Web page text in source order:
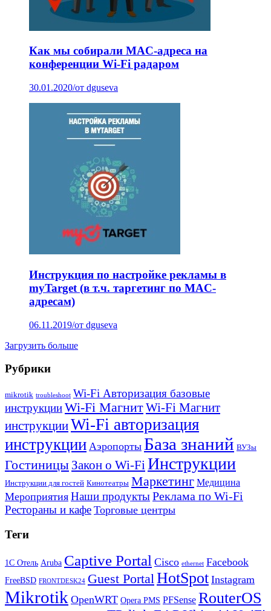
Как мы собирали MAC-адреса на
конференции Wi-Fi радаром
30.01.2020/от dguseva
Инструкция по настройке рекламы в
myTarget (в т.ч. таргетинг по MAC-
адресам)
06.11.2019/от dguseva
Загрузить больше
Рубрики
mikrotik troubleshoot Wi-Fi Авторизация базовые
инструкцииWi-Fi МагнитWi-Fi Магнит
инструкцииWi-Fi авторизация
инструкции Аэропорты База знаний ВУЗы
Гостиницы Закон о Wi-FiИнструкции
Инструкции для гостей Кинотеатры Маркетинг Медицина
Мероприятия Наши продуктыРеклама по Wi-Fi
Рестораны и кафе Торговые центры
Теги
1С Отель Aruba Captive Portal Cisco ethernet Facebook
FreeBSD FRONTDESK24 Guest PortalHotSpot Instagram
Mikrotik OpenWRT Opera PMS PFSense RouterOS